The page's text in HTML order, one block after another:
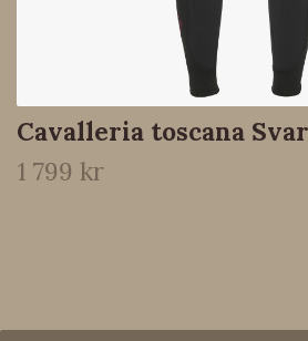
Cavalleria toscana
1 799 kr